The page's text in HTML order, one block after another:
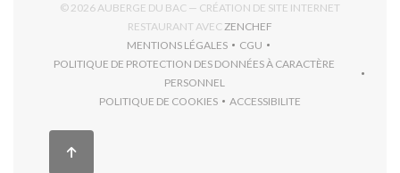
© 2026 AUBERGE DU BAC — CRÉATION DE SITE INTERNET
RESTAURANT AVEC ZENCHEF
MENTIONS LÉGALES
((OUVRE UNE NOUVELLE FENÊTRE))
CGU
((OUVRE UNE NOUVELLE
POLITIQUE DE PROTECTION DES DONNÉES À CARACTÈRE
PERSONNEL((OUVRE UNE NOUVELLE FENÊTRE))
POLITIQUE DE COOKIES
((OUVRE UNE NOUVELLE FENÊTRE))
ACCESSIBILITE
((OUVRE UNE NOUVELLE